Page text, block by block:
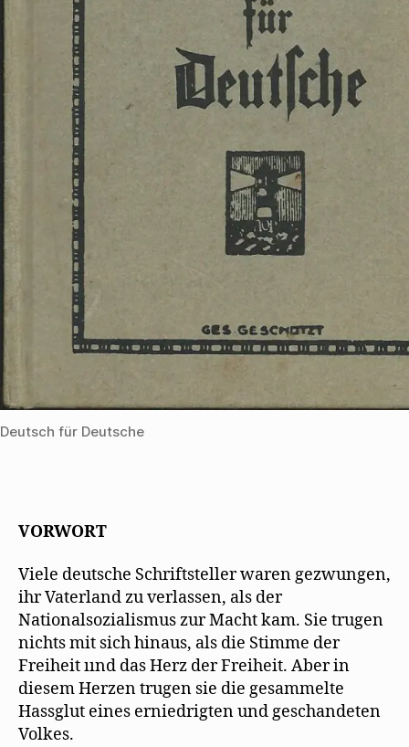
Deutsch für Deutsche
VORWORT
Viele deutsche Schriftsteller waren gezwungen,
ihr Vaterland zu verlassen, als der
Nationalsozialismus zur Macht kam. Sie trugen
nichts mit sich hinaus, als die Stimme der
Freiheit ıınd das Herz der Freiheit. Aber in
diesem Herzen trugen sie die gesammelte
Hassglut eines erniedrigten und geschandeten
Volkes.